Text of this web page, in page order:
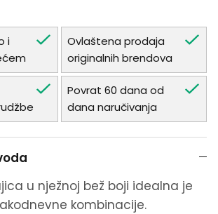
i
Ovlaštena prodaja
originalnih brendova
Povrat 60 dana od
dana naručivanja
u nježnoj bež boji idealna je
kombinacije.